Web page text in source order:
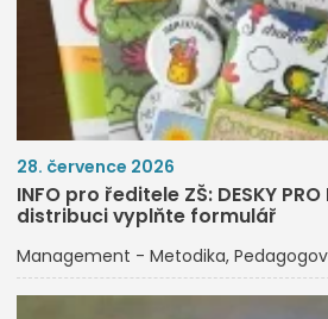
28. července 2026
INFO pro ředitele ZŠ: DESKY
distribuci vyplňte formulář
Management - Metodika